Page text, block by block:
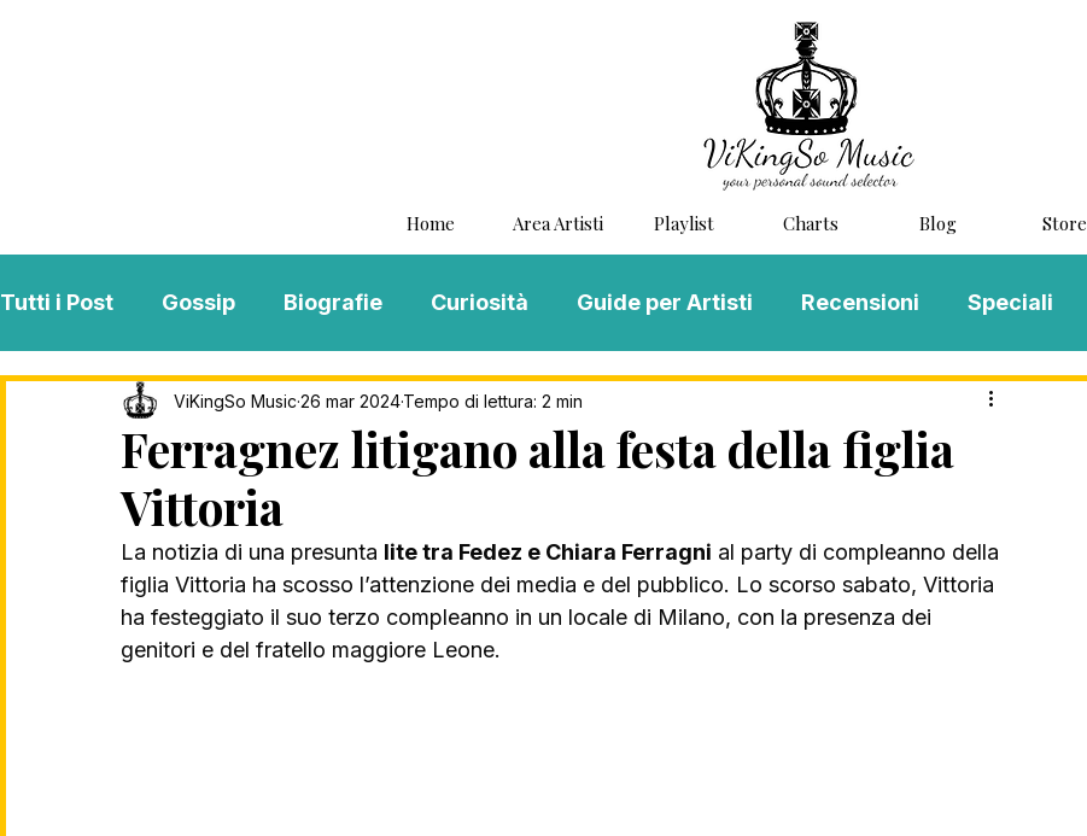
Home Area Artisti Playlist Charts Blog Store
Tutti i Post Gossip Biografie Curiosità Guide per Artisti Recensioni Speciali
Interviste ViKingSo Music MENTAL BLOG MUSIC
Song Of The Week
Ferragnez litigano alla festa della figlia
Vittoria
ViKingSo Music 26 mar 2024Tempo di lettura: 2 min
La notizia di una presunta lite tra Fedez e Chiara Ferragni al party di compleanno della
figlia Vittoria ha scosso l’attenzione dei media e del pubblico. Lo scorso sabato, Vittoria
ha festeggiato il suo terzo compleanno in un locale di Milano, con la presenza dei
genitori e del fratello maggiore Leone.